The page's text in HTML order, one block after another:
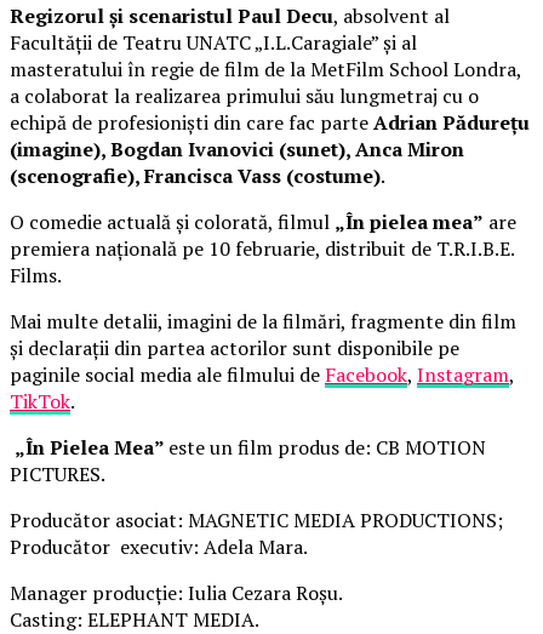
Regizorul și scenaristul Paul Decu, absolvent al
Facultății de Teatru UNATC „I.L.Caragiale” și al
masteratului în regie de film de la MetFilm School Londra,
a colaborat la realizarea primului său lungmetraj cu o
echipă de profesioniști din care fac parteAdrian Pădurețu
(imagine), Bogdan Ivanovici (sunet), Anca Miron
(scenografie), Francisca Vass (costume).
O comedie actuală și colorată, filmul „În pielea mea” are
premiera națională pe 10 februarie, distribuit de T.R.I.B.E.
Films.
Mai multe detalii, imagini de la filmări, fragmente din film
și declarații din partea actorilor sunt disponibile pe
paginile social media ale filmului de Facebook, Instagram,
TikTok.
„În Pielea Mea” este un film produs de: CB MOTION
PICTURES.
Producător asociat: MAGNETIC MEDIA PRODUCTIONS;
Producător executiv: Adela Mara.
Manager producție: Iulia Cezara Roșu.
Casting: ELEPHANT MEDIA.